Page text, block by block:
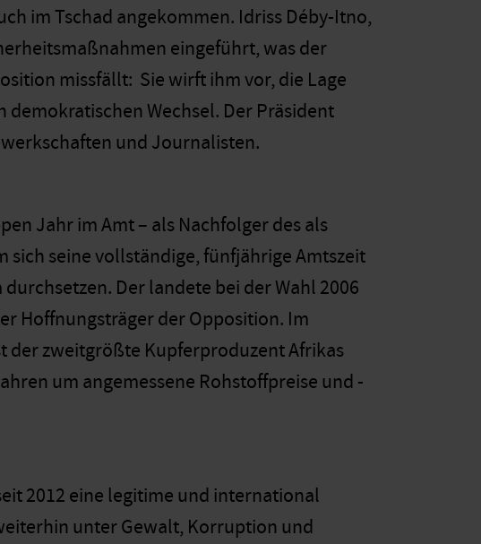
im Tschad angekommen. Idriss Déby-Itno,
eingeführt, was der
missfällt: Sie wirft ihm vor, die Lage
Wechsel. Der Präsident
und Journalisten.
Jahr im Amt – als Nachfolger des als
sich seine vollständige, fünfjährige Amtszeit
Der landete bei der Wahl 2006
Hoffnungsträger der Opposition. Im
der zweitgrößte Kupferproduzent Afrikas
um angemessene Rohstoffpreise und -
2012 eine legitime und international
unter Gewalt, Korruption und